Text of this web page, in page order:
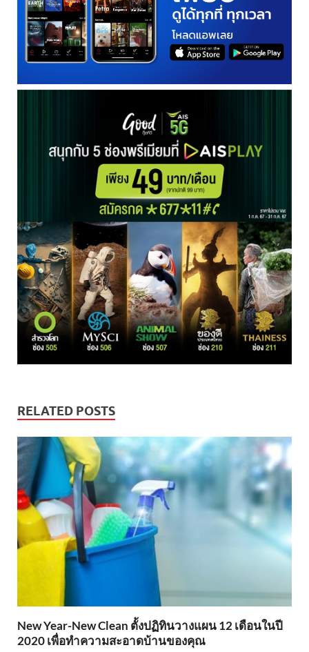
RELATED POSTS
New Year-New Clean ตั้งปฏิทินวางแผน 12 เดือนในปี
2020 เพื่อทำความสะอาดบ้านของคุณ